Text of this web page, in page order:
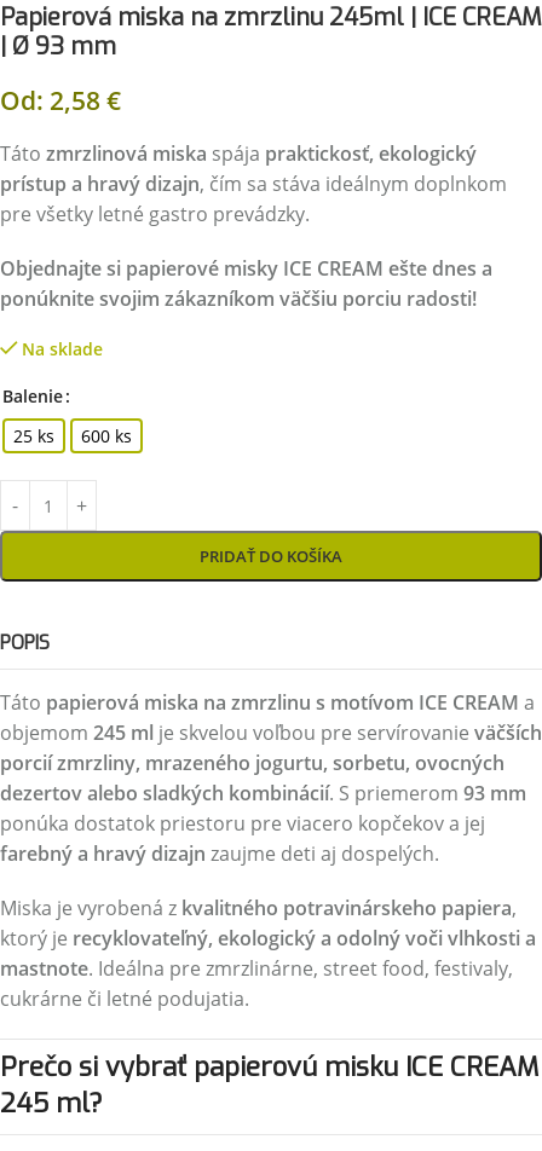
Papierová miska na zmrzlinu 245ml | ICE CREAM
| Ø 93 mm
Od: 2,58 €
Táto zmrzlinová miska spája praktickosť, ekologický
prístup a hravý dizajn, čím sa stáva ideálnym doplnkom
pre všetky letné gastro prevádzky.
Objednajte si papierové misky ICE CREAM ešte dnes a
ponúknite svojim zákazníkom väčšiu porciu radosti!
Na sklade
Balenie
25 ks
600 ks
PRIDAŤ DO KOŠÍKA
POPIS
Táto papierová miska na zmrzlinu s motívom ICE CREAM a
objemom 245 ml je skvelou voľbou pre servírovanie väčších
porcií zmrzliny, mrazeného jogurtu, sorbetu, ovocných
dezertov alebo sladkých kombinácií. S priemerom 93 mm
ponúka dostatok priestoru pre viacero kopčekov a jej
farebný a hravý dizajn zaujme deti aj dospelých.
Miska je vyrobená z kvalitného potravinárskeho papiera,
ktorý je recyklovateľný, ekologický a odolný voči vlhkosti a
mastnote. Ideálna pre zmrzlinárne, street food, festivaly,
cukrárne či letné podujatia.
Prečo si vybrať papierovú misku ICE CREAM
245 ml?